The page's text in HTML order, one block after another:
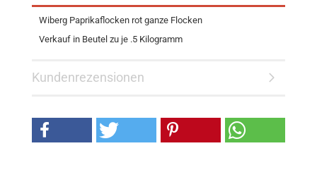
Wiberg Paprikaflocken rot ganze Flocken
Verkauf in Beutel zu je .5 Kilogramm
Kundenrezensionen